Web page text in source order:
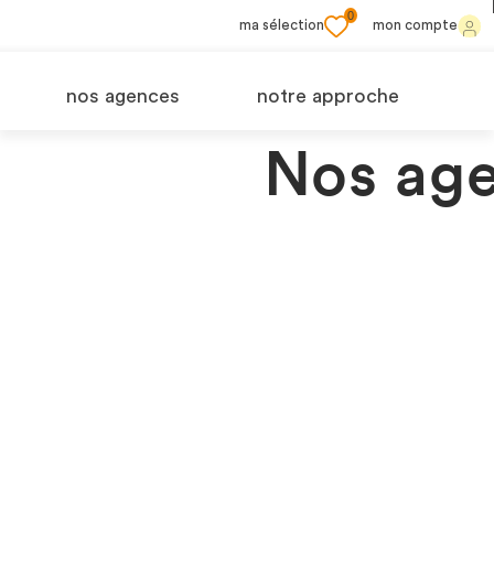
ma sélection
0
mon compte
nos agences notre approche
Nos